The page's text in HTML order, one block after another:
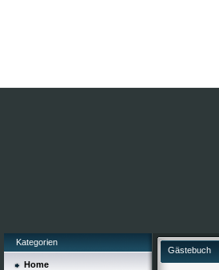
Kategorien
Home
Gästebuch